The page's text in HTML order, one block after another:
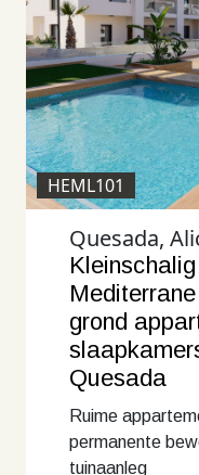
HEML101
Quesada,
grond
Quesada
Ruime
permanente
tuinaanleg